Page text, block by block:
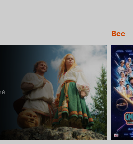
Все